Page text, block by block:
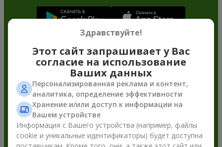
Здравствуйте!
Этот сайт запрашивает у Вас
согласие на использование
Ваших данных
Персонализированная реклама и контент,
аналитика, определение эффективности
Хранение и/или доступ к информации на
Вашем устройстве
Информация с Вашего устройства (например, файлы
cookie и уникальные идентификаторы) будет доступна